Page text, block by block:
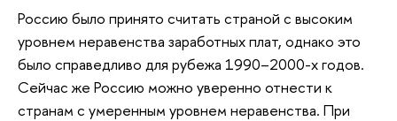
Россию было принято считать страной с высоким
уровнем неравенства заработных плат, однако это
было справедливо для рубежа 1990–2000-х годов.
Сейчас же Россию можно уверенно отнести к
странам с умеренным уровнем неравенства. При